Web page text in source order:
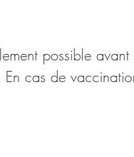
possible
cas de